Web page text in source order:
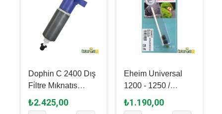
Dophin C 2400 Dış
Fi̇ltre Mıknatıs
Takımı
₺2.425,00
Eheim Universal
1200 - 1250 /
Experience 350 -
2426 Pervane Mili
₺1.190,00